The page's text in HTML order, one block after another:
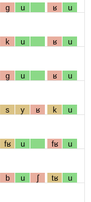
g u ʁ u
k u ʁ u
g u ʁ u
s y ʁ k u
fʁ u fʁ u
b u ʃ tʁ u